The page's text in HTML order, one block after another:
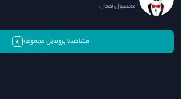
1 محصول فعال
مشاهده پروفایل مجموعه